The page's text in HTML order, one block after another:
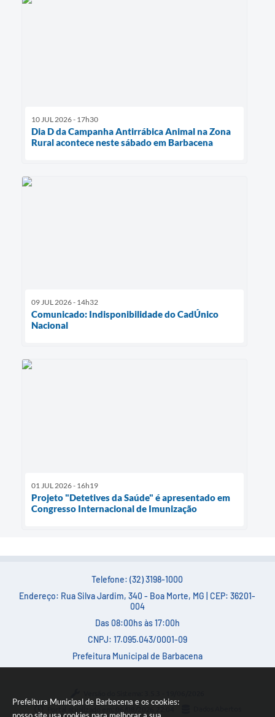
Prefeitura Municipal de Barbacena e os cookies:
10 JUL 2026 - 17h30
Dia D da Campanha Antirrábica Animal na Zona
Rural acontece neste sábado em Barbacena
09 JUL 2026 - 14h32
Comunicado: Indisponibilidade do CadÚnico
Nacional
01 JUL 2026 - 16h19
Projeto "Detetives da Saúde" é apresentado em
Congresso Internacional de Imunização
Telefone: (32) 3198-1000
Endereço: Rua Silva Jardim, 340 - Boa Morte, MG | CEP: 36201-
004
Das 08:00hs às 17:00h
CNPJ: 17.095.043/0001-09
Prefeitura Municipal de Barbacena